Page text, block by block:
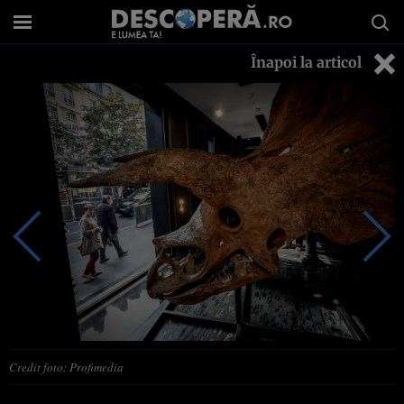
Înapoi la articol
Credit foto: Profimedia